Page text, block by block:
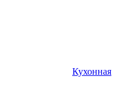
Кухонная